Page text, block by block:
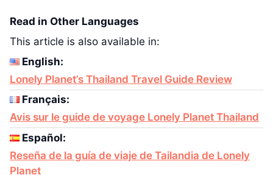
Read in Other Languages
This article is also available in:
English:
Lonely Planet’s Thailand Travel Guide Review
Français:
Avis sur le guide de voyage Lonely Planet Thailand
Español:
Reseña de la guía de viaje de Tailandia de Lonely
Planet